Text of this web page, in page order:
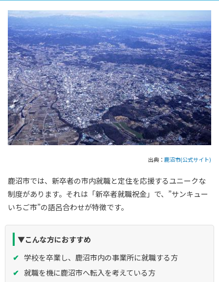
出典： 鹿沼市(公式サイト)
鹿沼市では、新卒者の市内就職と定住を応援するユニークな
制度があります。それは「新卒者就職祝金」で、”サンキュー
いちご市”の語呂合わせが特徴です。
▼こんな方におすすめ
学校を卒業し、鹿沼市内の事業所に就職する方
就職を機に鹿沼市へ転入を考えている方